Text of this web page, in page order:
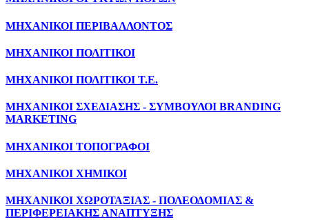
ΜΗΧΑΝΙΚΟΙ ΠΕΡΙΒΑΛΛΟΝΤΟΣ
ΜΗΧΑΝΙΚΟΙ ΠΟΛΙΤΙΚΟΙ
ΜΗΧΑΝΙΚΟΙ ΠΟΛΙΤΙΚΟΙ Τ.Ε.
ΜΗΧΑΝΙΚΟΙ ΣΧΕΔΙΑΣΗΣ - ΣΥΜΒΟΥΛΟΙ BRANDING
MARKETING
ΜΗΧΑΝΙΚΟΙ ΤΟΠΟΓΡΑΦΟΙ
ΜΗΧΑΝΙΚΟΙ ΧΗΜΙΚΟΙ
ΜΗΧΑΝΙΚΟΙ ΧΩΡΟΤΑΞΙΑΣ - ΠΟΛΕΟΔΟΜΙΑΣ &
ΠΕΡΙΦΕΡΕΙΑΚΗΣ ΑΝΑΠΤΥΞΗΣ